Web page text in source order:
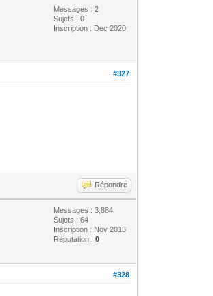
Messages : 2
Sujets : 0
Inscription : Dec 2020
#327
Répondre
Messages : 3,884
Sujets : 64
Inscription : Nov 2013
Réputation :0
#328